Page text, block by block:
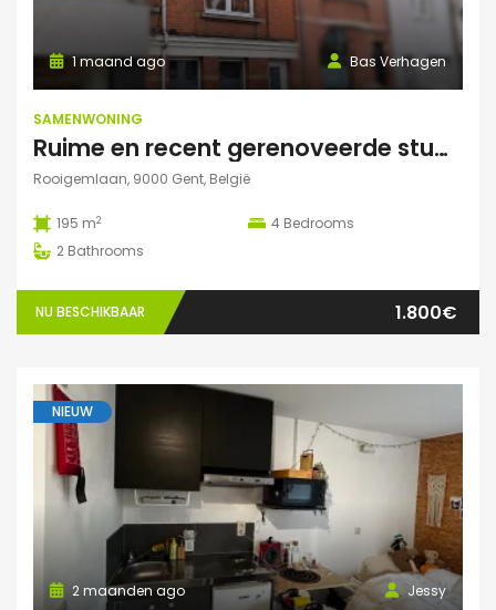
Bas Verhagen
1 maand ago
SAMENWONING
Ruime en recent gerenoveerde studentenwoning op toplocatie in Gent
Rooigemlaan, 9000 Gent, België
195 m2 4 Bedrooms
2 Bathrooms
NU BESCHIKBAAR 1.800€
NIEUW
Jessy
2 maanden ago